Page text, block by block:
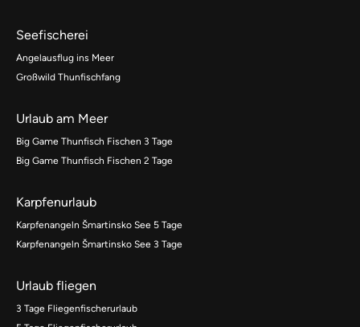
Seefischerei
Angelausflug ins Meer
Großwild Thunfischfang
Urlaub am Meer
Big Game Thunfisch Fischen 3 Tage
Big Game Thunfisch Fischen 2 Tage
Karpfenurlaub
Karpfenangeln Šmartinsko See 5 Tage
Karpfenangeln Šmartinsko See 3 Tage
Urlaub fliegen
3 Tage Fliegenfischerurlaub